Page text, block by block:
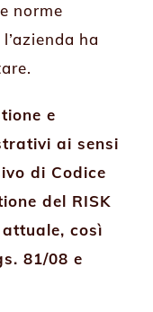
norme
ha
e
ai sensi
di Codice
del RISK
attuale, così
81/08 e